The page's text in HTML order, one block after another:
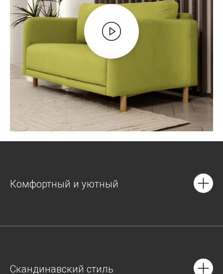
Комфортный и уютный
Скандинавский стиль